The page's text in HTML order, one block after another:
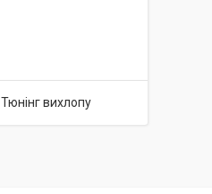
Тюнінг вихлопу